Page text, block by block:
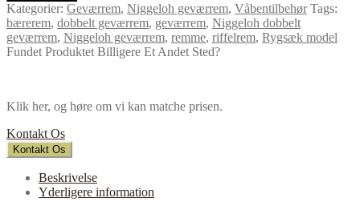
Kategorier: Geværrem, Niggeloh geværrem, Våbentilbehør Tags:
bærerem, dobbelt geværrem, geværrem, Niggeloh dobbelt
geværrem, Niggeloh geværrem, remme, riffelrem, Rygsæk model
Fundet Produktet Billigere Et Andet Sted?
Klik her, og høre om vi kan matche prisen.
Kontakt Os
Kontakt Os
Beskrivelse
Yderligere information